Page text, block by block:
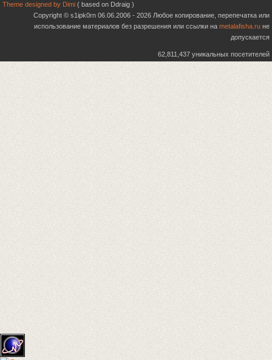
Theme designed by Dimi ( based on Ddraig )
Copyright © s1ipk0rn 06.06.2006 - 2026 Любое копирование, перепечатка или
использование материалов без разрешения или ссылки на metalafisha.ru не
допускается
62,811,437 уникальных посетителей